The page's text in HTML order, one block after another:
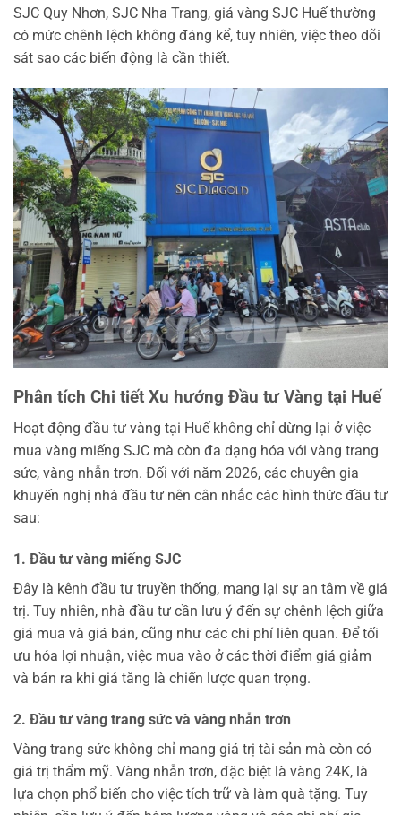
SJC Quy Nhơn, SJC Nha Trang, giá vàng SJC Huế thường
có mức chênh lệch không đáng kể, tuy nhiên, việc theo dõi
sát sao các biến động là cần thiết.
Phân tích Chi tiết Xu hướng Đầu tư Vàng tại Huế
Hoạt động đầu tư vàng tại Huế không chỉ dừng lại ở việc
mua vàng miếng SJC mà còn đa dạng hóa với vàng trang
sức, vàng nhẫn trơn. Đối với năm 2026, các chuyên gia
khuyến nghị nhà đầu tư nên cân nhắc các hình thức đầu tư
sau:
1. Đầu tư vàng miếng SJC
Đây là kênh đầu tư truyền thống, mang lại sự an tâm về giá
trị. Tuy nhiên, nhà đầu tư cần lưu ý đến sự chênh lệch giữa
giá mua và giá bán, cũng như các chi phí liên quan. Để tối
ưu hóa lợi nhuận, việc mua vào ở các thời điểm giá giảm
và bán ra khi giá tăng là chiến lược quan trọng.
2. Đầu tư vàng trang sức và vàng nhẫn trơn
Vàng trang sức không chỉ mang giá trị tài sản mà còn có
giá trị thẩm mỹ. Vàng nhẫn trơn, đặc biệt là vàng 24K, là
lựa chọn phổ biến cho việc tích trữ và làm quà tặng. Tuy